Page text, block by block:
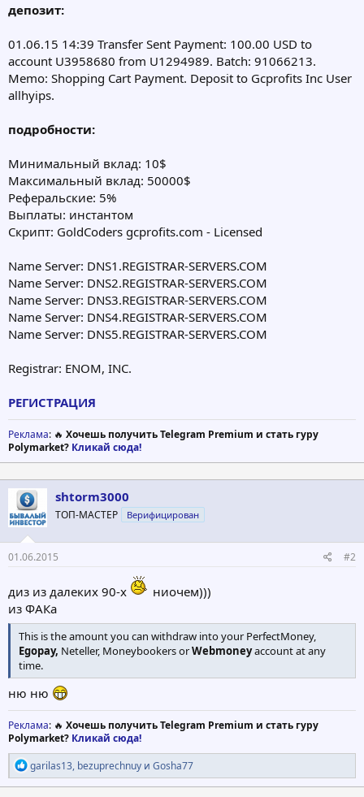
депозит:
01.06.15 14:39 Transfer Sent Payment: 100.00 USD to
account U3958680 from U1294989. Batch: 91066213.
Memo: Shopping Cart Payment. Deposit to Gcprofits Inc User
allhyips.
подробности:
Минимальный вклад: 10$
Максимальный вклад: 50000$
Реферальские: 5%
Выплаты: инстантом
Скрипт: GoldCoders gcprofits.com - Licensed
Name Server: DNS1.REGISTRAR-SERVERS.COM
Name Server: DNS2.REGISTRAR-SERVERS.COM
Name Server: DNS3.REGISTRAR-SERVERS.COM
Name Server: DNS4.REGISTRAR-SERVERS.COM
Name Server: DNS5.REGISTRAR-SERVERS.COM
Registrar: ENOM, INC.
РЕГИСТРАЦИЯ
Реклама: 🔥 Хочешь получить Telegram Premium и стать гуру
Polymarket? Кликай сюда!
shtorm3000
ТОП-МАСТЕР Верифицирован
01.06.2015 #2
диз из далеких 90-х
ниочем)))
из ФАКа
This is the amount you can withdraw into your PerfectMoney,
Egopay, Neteller, Moneybookers orWebmoneyaccount at any
time.
ню ню
Реклама: 🔥 Хочешь получить Telegram Premium и стать гуру
Polymarket? Кликай сюда!
Р
е
а
garilas13, bezuprechnuy и Gosha77